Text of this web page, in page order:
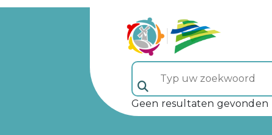
Typ uw zoekwoord (veld 5)
Geen resultaten gevonden